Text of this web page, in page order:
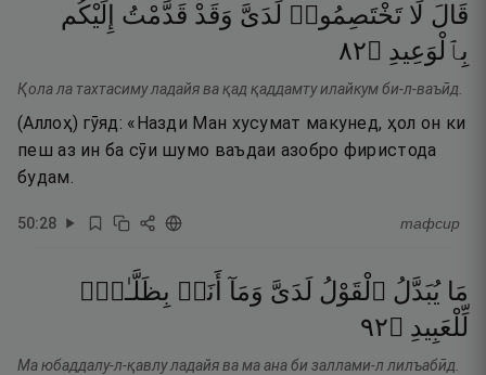
قَالَ لَا تَخْتَصِمُوا۟ لَدَىَّ وَقَدْ قَدَّمْتُ
إِلَيْكُم
بِٱلْوَعِيدِ ۝٢٨
Қола ла тахтасиму ладайя ва қад қаддамту илайкум би-л-ваъӣд.
(Аллоҳ) гӯяд: «Назди Ман хусумат макунед, ҳол он ки
пеш аз ин ба сӯи шумо ваъдаи азобро фиристода
будам.
50:28 тафсир
مَا يُبَدَّلُ ٱلْقَوْلُ لَدَىَّ وَمَآ أَنَا۠ بِظَلَّـٰمٍۢ
لِّلْعَبِيدِ ۝٢٩
Ма юбаддалу-л-қавлу ладайя ва ма ана би заллами-л лилъабӣд.